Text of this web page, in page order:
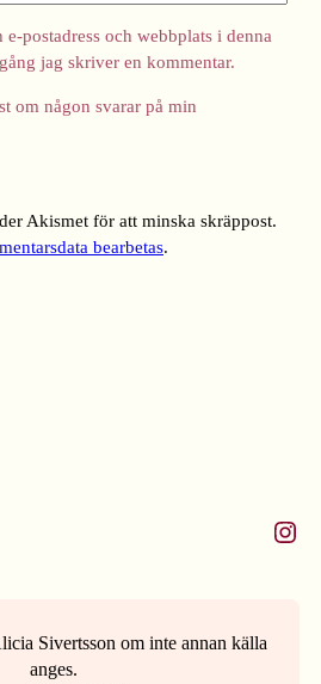
postadress och webbplats i denna
jag skriver en kommentar.
om någon svarar på min
Akismet för att minska skräppost.
bearbetas.
Instagram
Sivertsson om inte annan källa
anges.